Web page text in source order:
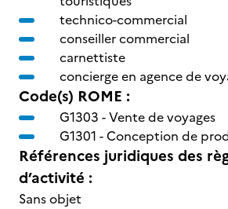
technico-commercial
conseiller commercial
carnettiste
concierge en agence de
Code(s) ROME :
G1303 -Vente de voyages
G1301 -Conception de
Références juridiques des
d’activité :
Sans objet